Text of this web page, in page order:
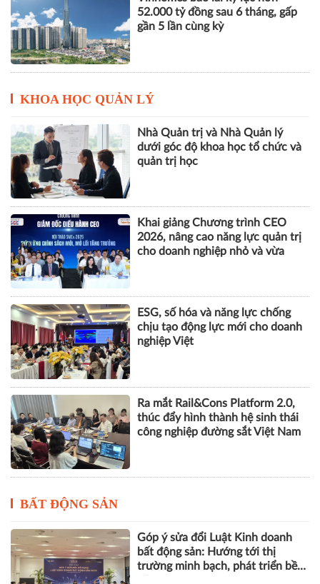
52.000 tỷ đồng sau 6 tháng, gấp
gần 5 lần cùng kỳ
KHOA HỌC QUẢN LÝ
Nhà Quản trị và Nhà Quản lý
dưới góc độ khoa học tổ chức và
quản trị học
Khai giảng Chương trình CEO
2026, nâng cao năng lực quản trị
cho doanh nghiệp nhỏ và vừa
ESG, số hóa và năng lực chống
chịu tạo động lực mới cho doanh
nghiệp Việt
Ra mắt Rail&Cons Platform 2.0,
thúc đẩy hình thành hệ sinh thái
công nghiệp đường sắt Việt Nam
BẤT ĐỘNG SẢN
Góp ý sửa đổi Luật Kinh doanh
bất động sản: Hướng tới thị
trường minh bạch, phát triển bền